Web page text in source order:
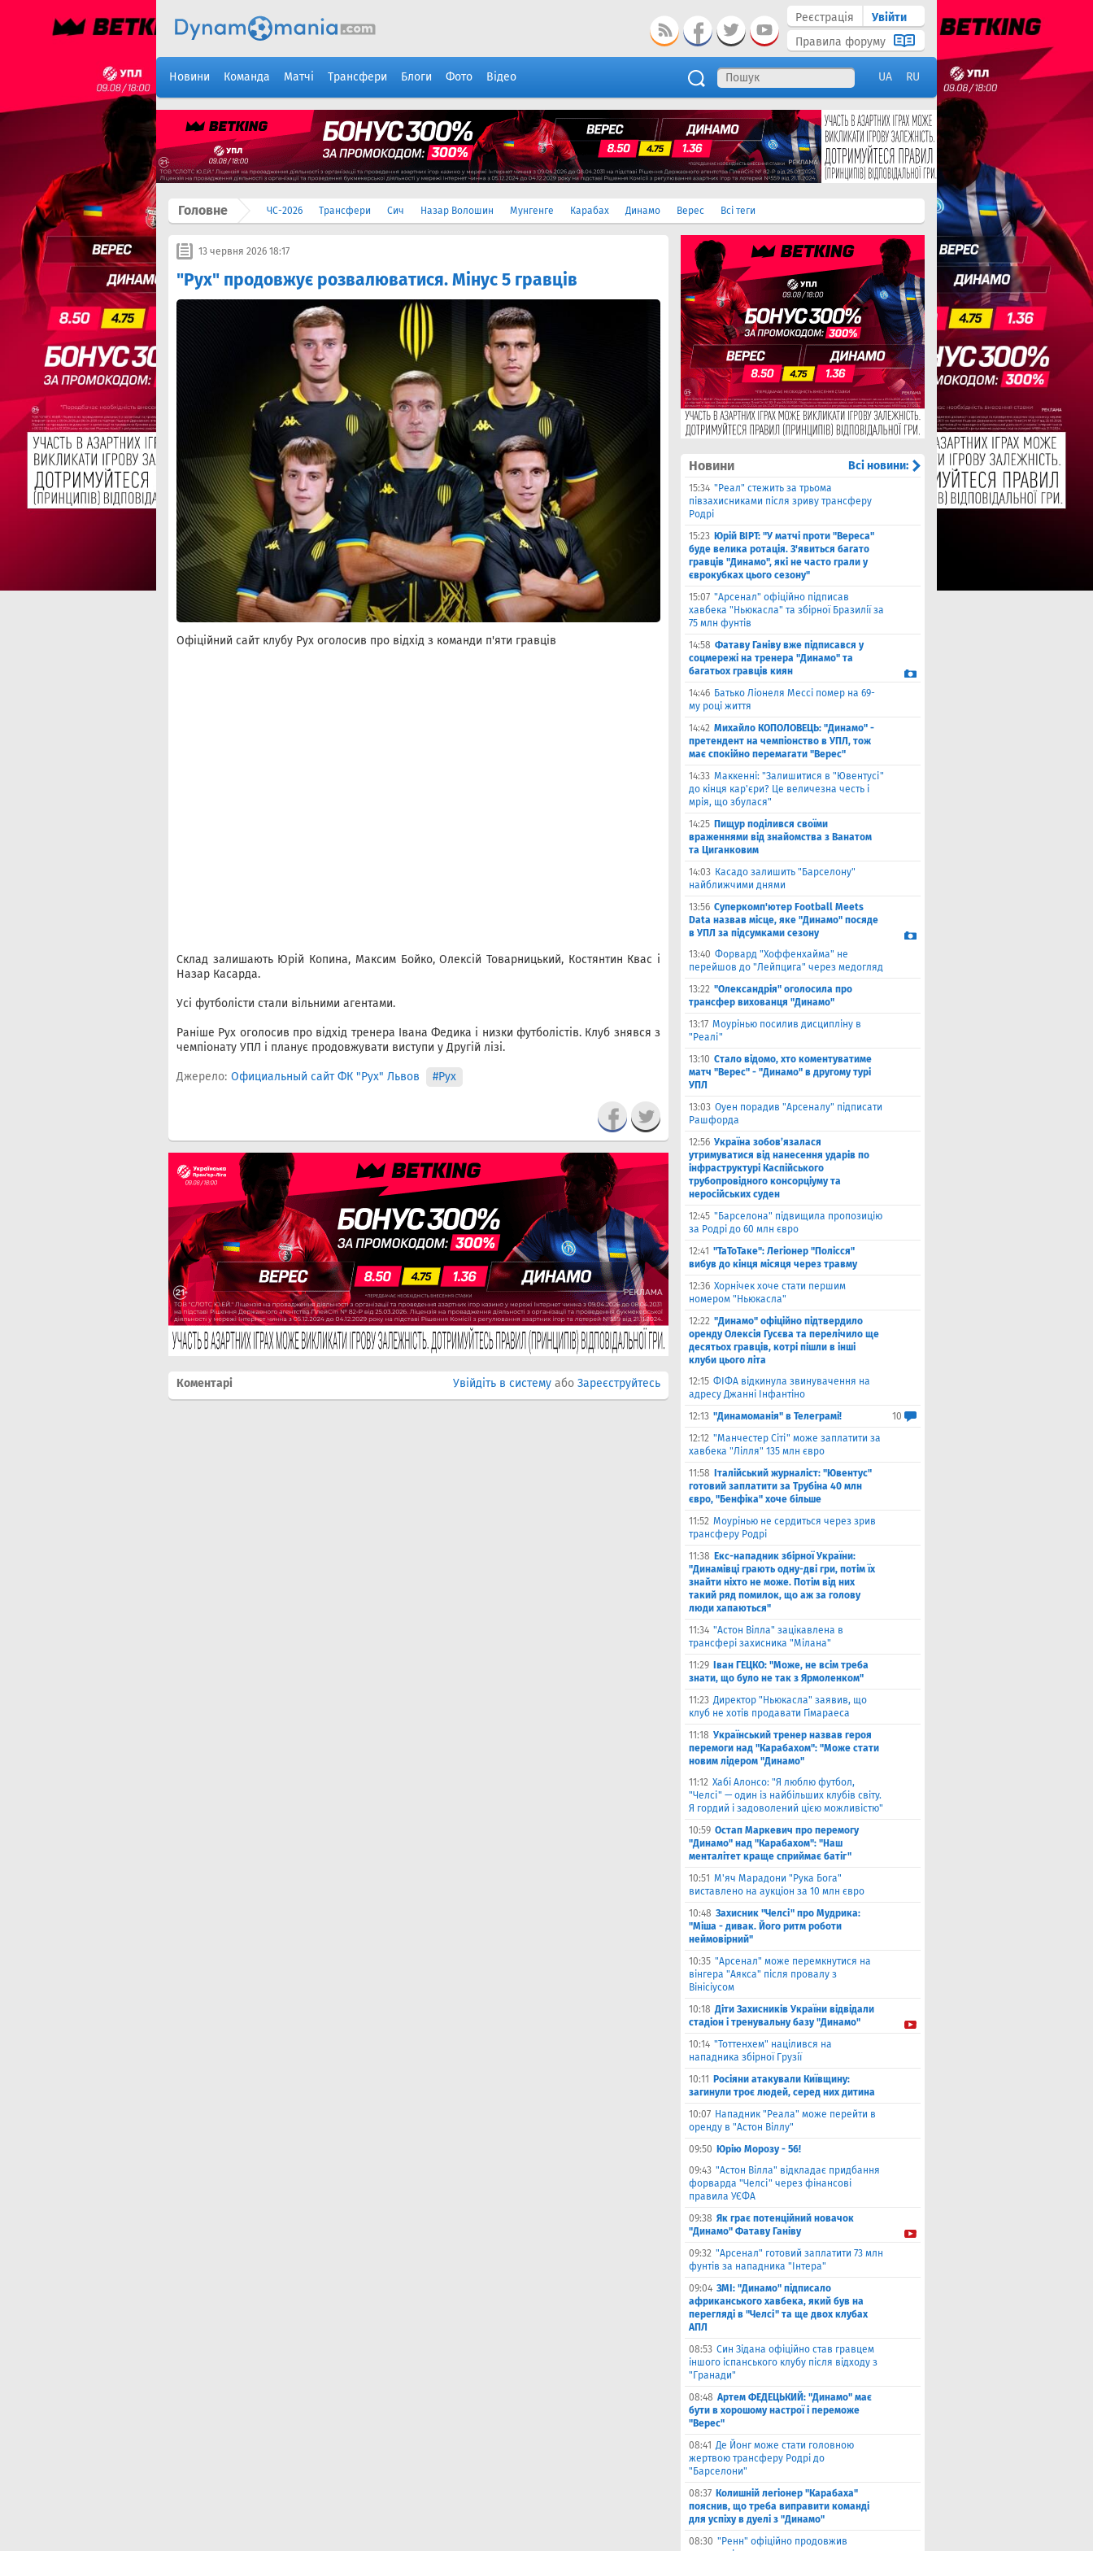
Реєстрація
Увійти
Правила форуму
Новини Команда Матчі Трансфери Блоги Фото Відео UA RU
Головне ЧС-2026 Трансфери Сич Назар Волошин Мунгенге Карабах Динамо Верес Всі теги
13 червня 2026 18:17
"Рух" продовжує розвалюватися. Мінус 5 гравців
Офіційний сайт клубу Рух оголосив про відхід з команди п'яти гравців
Склад залишають Юрій Копина, Максим Бойко, Олексій Товарницький, Костянтин Квас і
Назар Касарда.
Усі футболісти стали вільними агентами.
Раніше Рух оголосив про відхід тренера Івана Федика і низки футболістів. Клуб знявся з
чемпіонату УПЛ і планує продовжувати виступи у Другій лізі.
Джерело: Официальный сайт ФК "Рух" Львов #Рух
Коментарі Увійдіть в систему або Зареєструйтесь
Новини Всі новини:
15:34 "Реал" стежить за трьома
півзахисниками після зриву трансферу
Родрі
15:23 Юрій ВІРТ: "У матчі проти "Вереса"
буде велика ротація. З'явиться багато
гравців "Динамо", які не часто грали у
єврокубках цього сезону"
15:07 "Арсенал" офіційно підписав
хавбека "Ньюкасла" та збірної Бразилії за
75 млн фунтів
14:58 Фатаву Ганіву вже підписався у
соцмережі на тренера "Динамо" та
багатьох гравців киян
14:46 Батько Ліонеля Мессі помер на 69-
му році життя
14:42 Михайло КОПОЛОВЕЦЬ: "Динамо" -
претендент на чемпіонство в УПЛ, тож
має спокійно перемагати "Верес"
14:33 Маккенні: "Залишитися в "Ювентусі"
до кінця кар'єри? Це величезна честь і
мрія, що збулася"
14:25 Пищур поділився своїми
враженнями від знайомства з Ванатом
та Циганковим
14:03 Касадо залишить "Барселону"
найближчими днями
13:56 Суперкомп'ютер Football Meets
Data назвав місце, яке "Динамо" посяде
в УПЛ за підсумками сезону
13:40 Форвард "Хоффенхайма" не
перейшов до "Лейпцига" через медогляд
13:22 "Олександрія" оголосила про
трансфер вихованця "Динамо"
13:17 Моурінью посилив дисципліну в
"Реалі"
13:10 Стало відомо, хто коментуватиме
матч "Верес" - "Динамо" в другому турі
УПЛ
13:03 Оуен порадив "Арсеналу" підписати
Рашфорда
12:56 Україна зобов’язалася
утримуватися від нанесення ударів по
інфраструктурі Каспійського
трубопровідного консорціуму та
неросійських суден
12:45 "Барселона" підвищила пропозицію
за Родрі до 60 млн євро
12:41 "ТаТоТаке": Легіонер "Полісся"
вибув до кінця місяця через травму
12:36 Хорнічек хоче стати першим
номером "Ньюкасла"
12:22 "Динамо" офіційно підтвердило
оренду Олексія Гусєва та перелічило ще
десятьох гравців, котрі пішли в інші
клуби цього літа
12:15 ФІФА відкинула звинувачення на
адресу Джанні Інфантіно
12:13 "Динамоманія" в Телеграмі!
10
12:12 "Манчестер Сіті" може заплатити за
хавбека "Лілля" 135 млн євро
11:58
Італійський журналіст: "Ювентус"
готовий заплатити за Трубіна 40 млн
євро, "Бенфіка" хоче більше
11:52 Моурінью не сердиться через зрив
трансферу Родрі
11:38 Екс-нападник збірної України:
"Динамівці грають одну-дві гри, потім їх
знайти ніхто не може. Потім від них
такий ряд помилок, що аж за голову
люди хапаються"
11:34 "Астон Вілла" зацікавлена в
трансфері захисника "Мілана"
11:29
Іван ГЕЦКО: "Може, не всім треба
знати, що було не так з Ярмоленком"
11:23 Директор "Ньюкасла" заявив, що
клуб не хотів продавати Гімараеса
11:18 Український тренер назвав героя
перемоги над "Карабахом": "Може стати
новим лідером "Динамо"
11:12 Хабі Алонсо: "Я люблю футбол,
"Челсі" — один із найбільших клубів світу.
Я гордий і задоволений цією можливістю"
10:59 Остап Маркевич про перемогу
"Динамо" над "Карабахом": "Наш
менталітет краще сприймає батіг"
10:51 М'яч Марадони "Рука Бога"
виставлено на аукціон за 10 млн євро
10:48 Захисник "Челсі" про Мудрика:
"Міша - дивак. Його ритм роботи
неймовірний"
10:35 "Арсенал" може перемкнутися на
вінгера "Аякса" після провалу з
Вінісіусом
10:18 Діти Захисників України відвідали
стадіон і тренувальну базу "Динамо"
10:14 "Тоттенхем" націлився на
нападника збірної Грузії
10:11
Росіяни атакували Київщину:
загинули троє людей, серед них дитина
10:07 Нападник "Реала" може перейти в
оренду в "Астон Віллу"
09:50 Юрію Морозу - 56!
09:43 "Астон Вілла" відкладає придбання
форварда "Челсі" через фінансові
правила УЄФА
09:38 Як грає потенційний новачок
"Динамо" Фатаву Ганіву
09:32 "Арсенал" готовий заплатити 73 млн
фунтів за нападника "Інтера"
09:04 ЗМІ: "Динамо" підписало
африканського хавбека, який був на
перегляді в "Челсі" та ще двох клубах
АПЛ
08:53 Син Зідана офіційно став гравцем
іншого іспанського клубу після відходу з
"Гранади"
08:48 Артем ФЕДЕЦЬКИЙ: "Динамо" має
бути в хорошому настрої і переможе
"Верес"
08:41 Де Йонг може стати головною
жертвою трансферу Родрі до
"Барселони"
08:37 Колишній легіонер "Карабаха"
пояснив, що треба виправити команді
для успіху в дуелі з "Динамо"
08:30 "Ренн" офіційно продовжив